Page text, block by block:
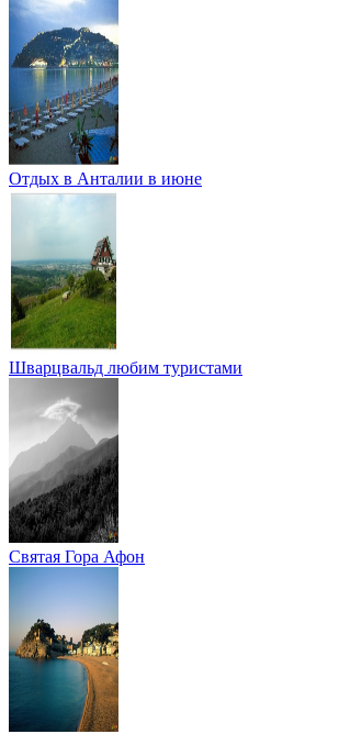
Отдых в Анталии в июне
Шварцвальд любим туристами
Святая Гора Афон